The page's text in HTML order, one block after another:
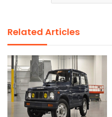
Related Articles